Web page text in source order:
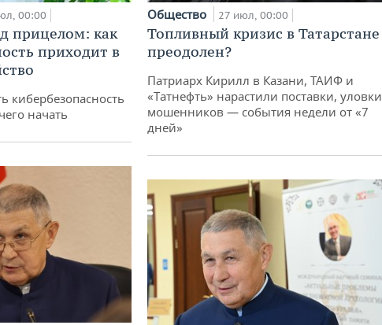
00:00
прицелом: как
приходит в
кибербезопасность
начать
Общество 27 июл, 00:00
Топливный кризис в Татарстане
преодолен?
Патриарх Кирилл в Казани, ТАИФ и
«Татнефть» нарастили поставки, уловки
мошенников — события недели от «7
дней»